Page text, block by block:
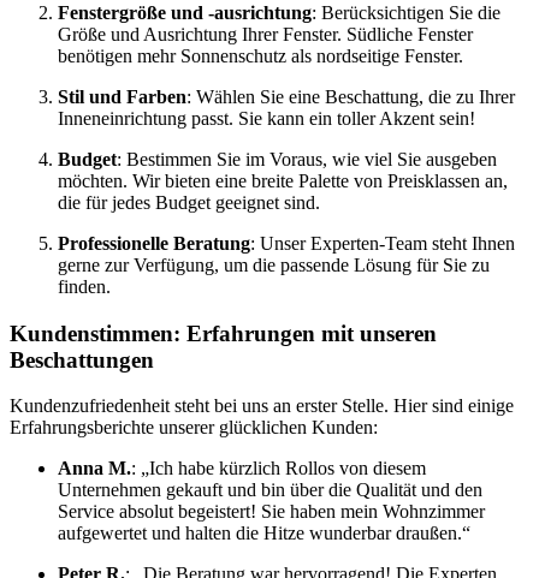
Fenstergröße und -ausrichtung: Berücksichtigen Sie die
Größe und Ausrichtung Ihrer Fenster. Südliche Fenster
benötigen mehr Sonnenschutz als nordseitige Fenster.
Stil und Farben: Wählen Sie eine Beschattung, die zu Ihrer
Inneneinrichtung passt. Sie kann ein toller Akzent sein!
Budget: Bestimmen Sie im Voraus, wie viel Sie ausgeben
möchten. Wir bieten eine breite Palette von Preisklassen an,
die für jedes Budget geeignet sind.
Professionelle Beratung: Unser Experten-Team steht Ihnen
gerne zur Verfügung, um die passende Lösung für Sie zu
finden.
Kundenstimmen: Erfahrungen mit unseren
Beschattungen
Kundenzufriedenheit steht bei uns an erster Stelle. Hier sind einige
Erfahrungsberichte unserer glücklichen Kunden:
Anna M.: „Ich habe kürzlich Rollos von diesem
Unternehmen gekauft und bin über die Qualität und den
Service absolut begeistert! Sie haben mein Wohnzimmer
aufgewertet und halten die Hitze wunderbar draußen.“